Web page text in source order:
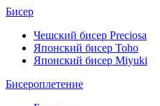
Бисер
Чешский бисер Preciosa
Японский бисер Toho
Японский бисер Miyuki
Бисероплетение